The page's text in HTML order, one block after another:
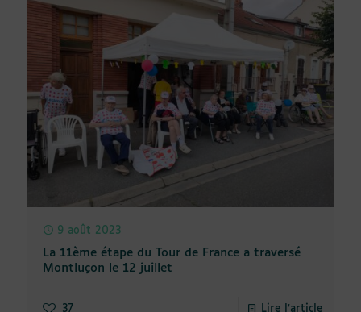
9 août 2023
La 11ème étape du Tour de France a traversé
Montluçon le 12 juillet
37 Lire l'article